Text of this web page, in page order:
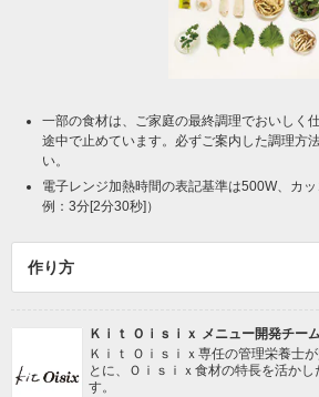
一部の食材は、ご家庭の最終調理でおいしく
途中で止めています。必ずご案内した調理方
い。
電子レンジ加熱時間の表記基準は500W、カ
例：3分[2分30秒]）
作り方
Ｋｉｔ Ｏｉｓｉｘ メニュー開発チー
Ｋｉｔ Ｏｉｓｉｘ専任の管理栄養士
とに、Ｏｉｓｉｘ食材の特長を活か
す。